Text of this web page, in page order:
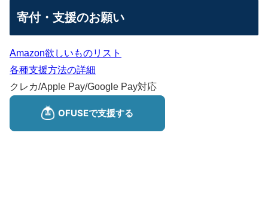
寄付・支援のお願い
Amazon欲しいものリスト
各種支援方法の詳細
クレカ/Apple Pay/Google Pay対応